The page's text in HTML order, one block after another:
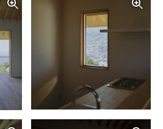
写真を拡大する